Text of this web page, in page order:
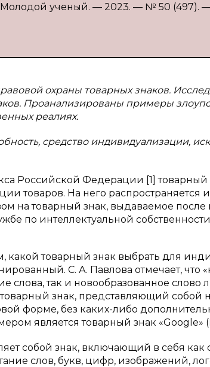
ученый. — 2023. — № 50 (497). —
охраны товарных знаков.
Проанализированы примеры
реалиях.
средство индивидуализации,
Российской Федерации [1] товарный
товаров. На него распространяется
на товарный знак, выдаваемое
по интеллектуальной собственности
какой товарный знак выбрать для
С. А. Павлова отмечает, что
слова, так и новообразованное слово
товарный знак, представляющий собой
форме, без каких-либо
является товарный знак «Google»
собой знак, включающий в себя как
слов, букв, цифр, изображений,